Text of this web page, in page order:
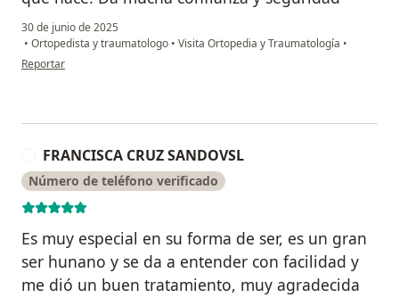
30 de junio de 2025
• Ortopedista y traumatologo • Visita Ortopedia y Traumatología •
en opinión del usuario Felipe
Reportar
FRANCISCA CRUZ SANDOVSL
Número de teléfono verificado
Es muy especial en su forma de ser, es un gran
ser hunano y se da a entender con facilidad y
me dió un buen tratamiento, muy agradecida